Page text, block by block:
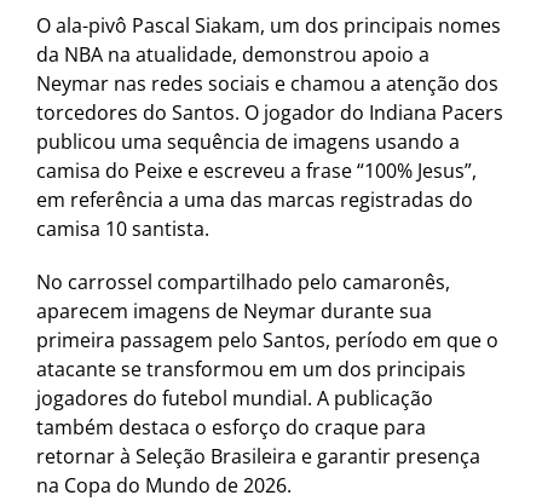
O ala-pivô Pascal Siakam, um dos principais nomes
da NBA na atualidade, demonstrou apoio a
Neymar nas redes sociais e chamou a atenção dos
torcedores do Santos. O jogador do Indiana Pacers
publicou uma sequência de imagens usando a
camisa do Peixe e escreveu a frase “100% Jesus”,
em referência a uma das marcas registradas do
camisa 10 santista.
No carrossel compartilhado pelo camaronês,
aparecem imagens de Neymar durante sua
primeira passagem pelo Santos, período em que o
atacante se transformou em um dos principais
jogadores do futebol mundial. A publicação
também destaca o esforço do craque para
retornar à Seleção Brasileira e garantir presença
na Copa do Mundo de 2026.